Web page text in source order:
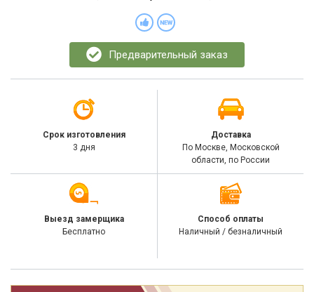
Предварительный заказ
Срок изготовления
3 дня
Доставка
По Москве, Московской
области, по России
Выезд замерщика
Бесплатно
Способ оплаты
Наличный / безналичный